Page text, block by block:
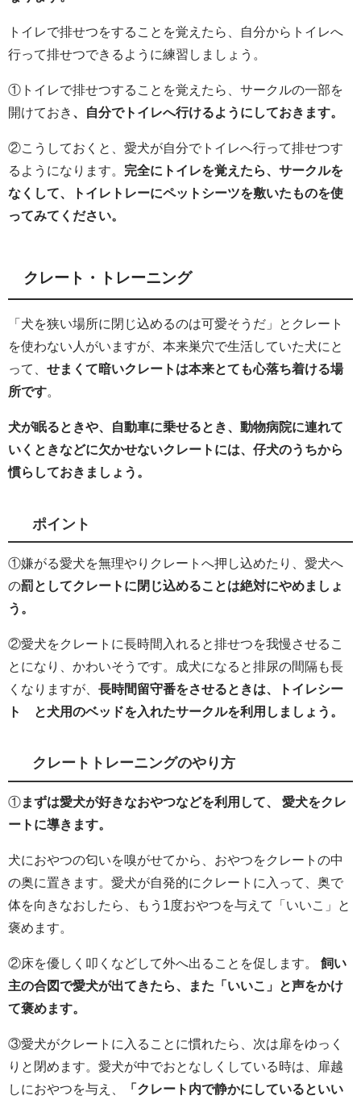
トイレで排せつをすることを覚えたら、自分からトイレへ
行って排せつできるように練習しましょう。
①トイレで排せつすることを覚えたら、サークルの一部を
開けておき
、自分でトイレへ行けるようにしておきます。
②こうしておくと、愛犬が自分でトイレへ行って排せつす
るようになります。 完全にトイレを覚えたら、サークルを
なくして、トイレトレーにペットシーツを敷いたものを使
ってみてください。
クレート・トレーニング
「犬を狭い場所に閉じ込めるのは可愛そうだ」とクレート
を使わない人がいますが、本来巣穴で生活していた犬にと
って、 せまくて暗いクレートは本来とても心落ち着ける場
所です
犬が眠るときや、自動車に乗せるとき、動物病院に連れて
いくときなどに欠かせないクレートには、仔犬のうちから
慣らしておきましょう。
ポイント
①嫌がる愛犬を無理やりクレートへ押し込めたり、愛犬へ
の罰としてクレートに閉じ込めることは絶対にやめましょ
う。
②愛犬をクレートに長時間入れると排せつを我慢させるこ
とになり、かわいそうです。成犬になると排尿の間隔も長
くなりますが、 長時間留守番をさせるときは、トイレシー
ト と犬用のベッドを入れたサークルを利用しましょう。
クレートトレーニングのやり方
①まずは愛犬が好きなおやつなどを利用して、 愛犬をクレ
ートに導きます。
犬におやつの匂いを嗅がせてから、おやつをクレートの中
の奥に置きます。愛犬が自発的にクレートに入って、奥で
体を向きなおしたら、もう1度おやつを与えて「いいこ」と
褒めます。
②床を優しく叩くなどして外へ出ることを促します。
飼い
主の合図で愛犬が出てきたら、また「いいこ」と声をかけ
て褒めます。
③愛犬がクレートに入ることに慣れたら、次は扉をゆっく
りと閉めます。愛犬が中でおとなしくしている時は、扉越
しにおやつを与え、
「クレート内で静かにしているといい